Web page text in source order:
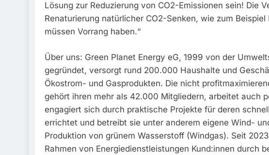
Lösung zur Reduzierung von CO2-Emissionen sein! Die
Renaturierung natürlicher CO2-Senken, wie zum
müssen Vorrang haben.“
Über uns: Green Planet Energy eG, 1999 von der
gegründet, versorgt rund 200.000 Haushalte und
Ökostrom- und Gasprodukten. Die nicht
gehört ihren mehr als 42.000 Mitgliedern, arbeitet auch
engagiert sich durch praktische Projekte für deren
errichtet und betreibt sie unter anderem eigene Wind-
Produktion von grünem Wasserstoff (Windgas). Seit
Rahmen von Energiedienstleistungen Kund:innen durch